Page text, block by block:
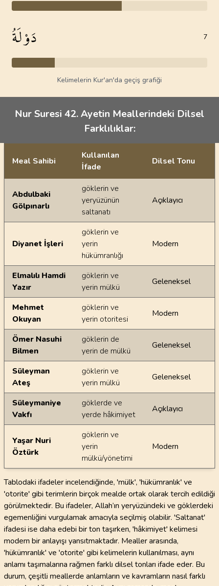
دَوْلَةُ 7
Kelimelerin Kur'an'da geçiş grafiği
Nur Suresi 42. Ayetin Meallerindeki Dilsel
Farklılıklar:
Ayetin meallerindeki dilsel farklılıklar
Meal Sahibi
Kullanılan
İfade
Dilsel Tonu
Abdulbaki
Gölpınarlı
göklerin ve
yeryüzünün
saltanatı
Açıklayıcı
Diyanet İşleri
göklerin ve
yerin
hükümranlığı
Modern
Elmalılı Hamdi
Yazır
göklerin ve
yerin mülkü
Geleneksel
Mehmet
Okuyan
göklerin ve
yerin otoritesi
Modern
Ömer Nasuhi
Bilmen
göklerin de
yerin de mülkü
Geleneksel
Süleyman
Ateş
göklerin ve
yerin mülkü
Geleneksel
Süleymaniye
Vakfı
göklerde ve
yerde hâkimiyet
Açıklayıcı
Yaşar Nuri
Öztürk
göklerin ve
yerin
mülkü/yönetimi
Modern
Tablodaki ifadeler incelendiğinde, 'mülk', 'hükümranlık' ve
'otorite' gibi terimlerin birçok mealde ortak olarak tercih edildiği
görülmektedir. Bu ifadeler, Allah’ın yeryüzündeki ve göklerdeki
egemenliğini vurgulamak amacıyla seçilmiş olabilir. 'Saltanat'
ifadesi ise daha edebi bir ton taşırken, 'hâkimiyet' kelimesi
modern bir anlayışı yansıtmaktadır. Mealler arasında,
'hükümranlık' ve 'otorite' gibi kelimelerin kullanılması, aynı
anlamı taşımalarına rağmen farklı dilsel tonları ifade eder. Bu
durum, çeşitli meallerde anlamların ve kavramların nasıl farklı